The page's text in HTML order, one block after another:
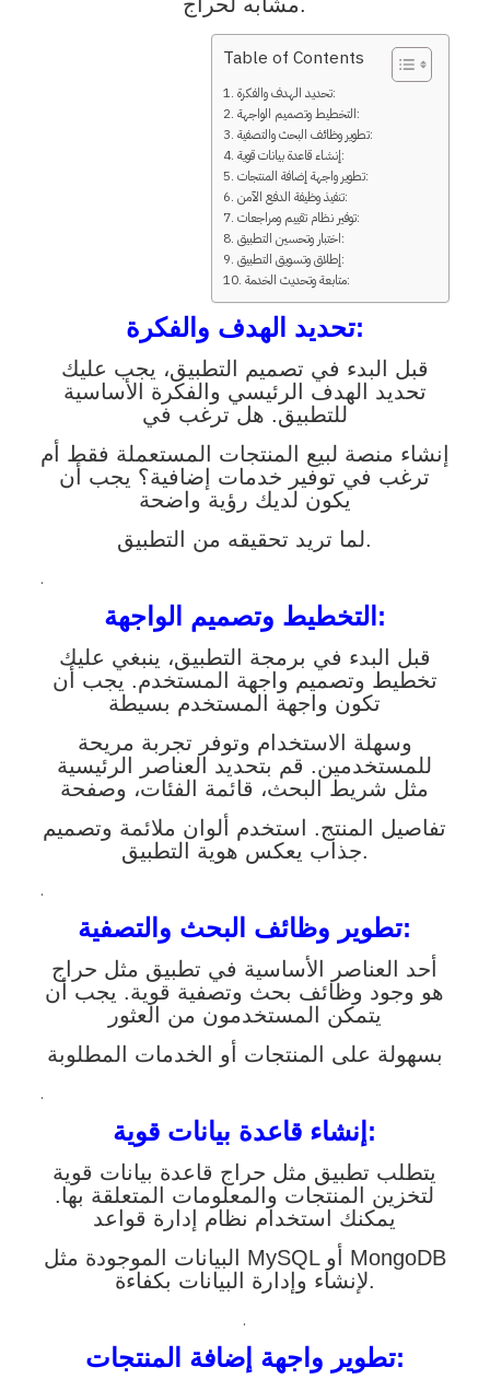
Table of Contents
تحديد الهدف والفكرة:
التخطيط وتصميم الواجهة:
تطوير وظائف البحث والتصفية:
إنشاء قاعدة بيانات قوية:
تطوير واجهة إضافة المنتجات:
تنفيذ وظيفة الدفع الآمن:
توفير نظام تقييم ومراجعات:
اختبار وتحسين التطبيق:
إطلاق وتسويق التطبيق:
متابعة وتحديث الخدمة:
تحديد الهدف والفكرة:
قبل البدء في تصميم التطبيق، يجب عليك
تحديد الهدف الرئيسي والفكرة الأساسية
للتطبيق. هل ترغب في
إنشاء منصة لبيع المنتجات المستعملة فقط أم
ترغب في توفير خدمات إضافية؟ يجب أن
يكون لديك رؤية واضحة
لما تريد تحقيقه من التطبيق.
.
التخطيط وتصميم الواجهة:
قبل البدء في برمجة التطبيق، ينبغي عليك
تخطيط وتصميم واجهة المستخدم. يجب أن
تكون واجهة المستخدم بسيطة
وسهلة الاستخدام وتوفر تجربة مريحة
للمستخدمين. قم بتحديد العناصر الرئيسية
مثل شريط البحث، قائمة الفئات، وصفحة
تفاصيل المنتج. استخدم ألوان ملائمة وتصميم
جذاب يعكس هوية التطبيق.
.
تطوير وظائف البحث والتصفية:
أحد العناصر الأساسية في تطبيق مثل حراج
هو وجود وظائف بحث وتصفية قوية. يجب أن
يتمكن المستخدمون من العثور
بسهولة على المنتجات أو الخدمات المطلوبة
.
إنشاء قاعدة بيانات قوية:
يتطلب تطبيق مثل حراج قاعدة بيانات قوية
لتخزين المنتجات والمعلومات المتعلقة بها.
يمكنك استخدام نظام إدارة قواعد
البيانات الموجودة مثل MySQL أو MongoDB
لإنشاء وإدارة البيانات بكفاءة.
.
تطوير واجهة إضافة المنتجات: